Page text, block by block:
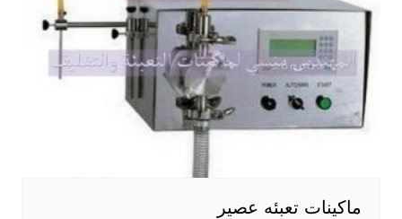
ماكينات تعبئه عصير